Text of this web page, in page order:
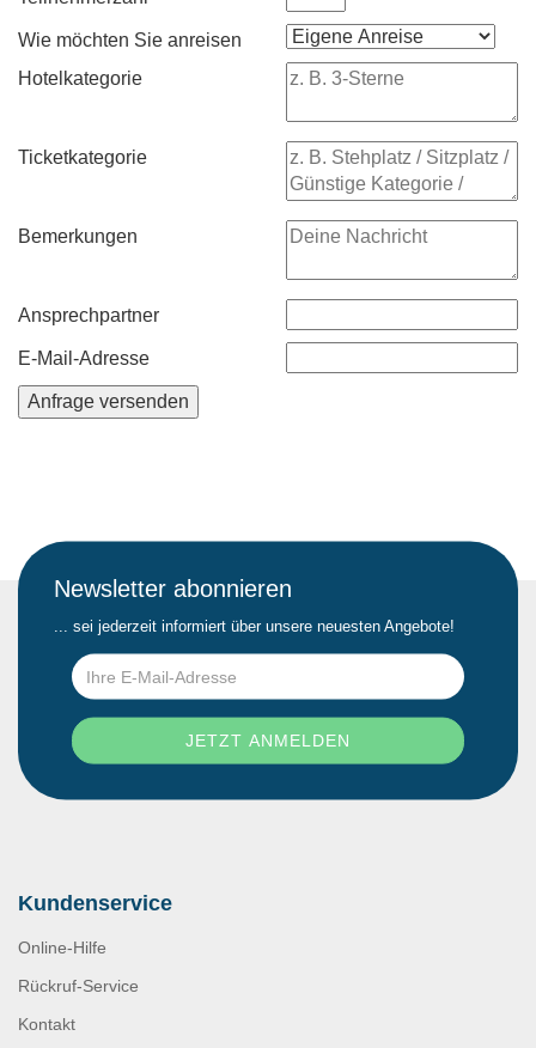
Wie möchten Sie anreisen
Hotelkategorie
Ticketkategorie
Bemerkungen
Ansprechpartner
E-Mail-Adresse
Anfrage versenden
Newsletter abonnieren
... sei jederzeit informiert über unsere neuesten Angebote!
Kundenservice
Online-Hilfe
Rückruf-Service
Kontakt